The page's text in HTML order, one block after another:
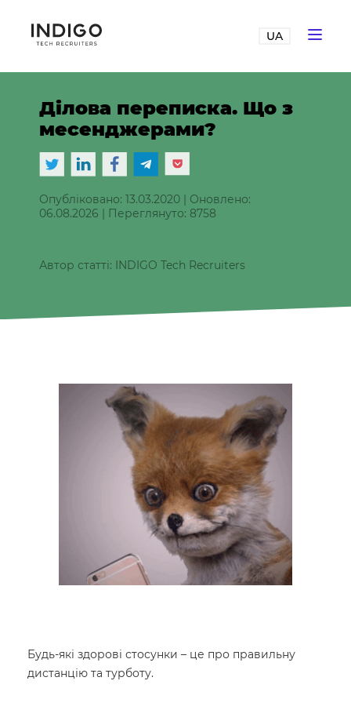
UA
Ділова переписка. Що з
месенджерами?
Опубліковано: 13.03.2020 | Оновлено:
06.08.2026 | Переглянуто: 8758
Автор статті: INDIGO Tech Recruiters
Будь-які здорові стосунки – це про правильну
дистанцію та турботу.